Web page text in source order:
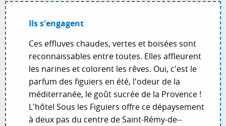
Ils s'engagent
Ces effluves chaudes, vertes et boisées sont
reconnaissables entre toutes. Elles affleurent
les narines et colorent les rêves. Oui, c'est le
parfum des figuiers en été, l'odeur de la
méditerranée, le goût sucrée de la Provence !
L'hôtel Sous les Figuiers offre ce dépaysement
à deux pas du centre de Saint-Rémy-de--